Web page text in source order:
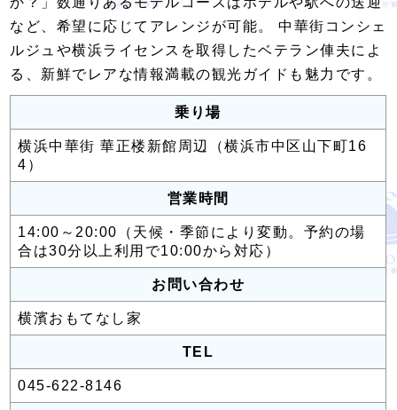
など、希望に応じてアレンジが可能。 中華街コンシェ
ルジュや横浜ライセンスを取得したベテラン俥夫によ
る、新鮮でレアな情報満載の観光ガイドも魅力です。
乗り場
横浜中華街 華正楼新館周辺（横浜市中区山下町16
4）
営業時間
14:00～20:00（天候・季節により変動。予約の場
合は30分以上利用で10:00から対応）
お問い合わせ
横濱おもてなし家
TEL
045-622-8146